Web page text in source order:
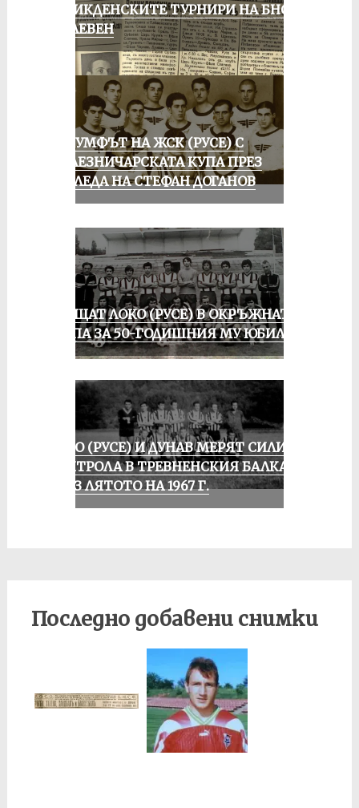
ВЕЛИКДЕНСКИТЕ ТУРНИРИ НА БНСФ
В ПЛЕВЕН
ТРИУМФЪТ НА ЖСК (РУСЕ) С
ЖЕЛЕЗНИЧАРСКАТА КУПА ПРЕЗ
ПОГЛЕДА НА СТЕФАН ДОГАНОВ
ПРАЩАТ ЛОКО (РУСЕ) В ОКРЪЖНАТА
ГРУПА ЗА 50-ГОДИШНИЯ МУ ЮБИЛЕЙ
ЛОКО (РУСЕ) И ДУНАВ МЕРЯТ СИЛИ В
КОНТРОЛА В ТРЕВНЕНСКИЯ БАЛКАН
ПРЕЗ ЛЯТОТО НА 1967 Г.
Последно добавени снимки